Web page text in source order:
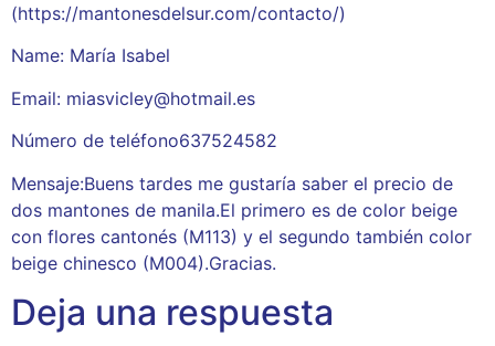
(https://mantonesdelsur.com/contacto/)
Name: María Isabel
Email: miasvicley@hotmail.es
Número de teléfono637524582
Mensaje:Buens tardes me gustaría saber el precio de
dos mantones de manila.El primero es de color beige
con flores cantonés (M113) y el segundo también color
beige chinesco (M004).Gracias.
Deja una respuesta